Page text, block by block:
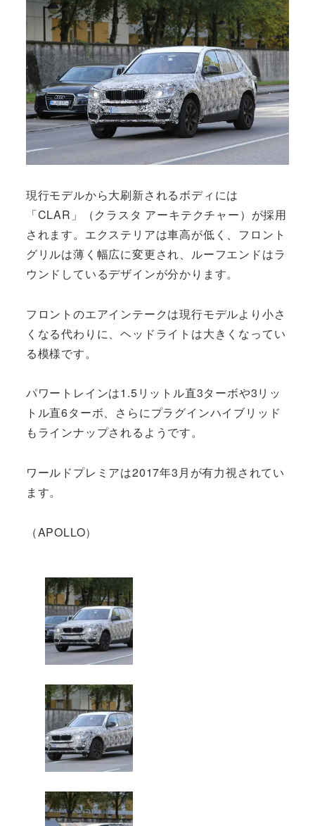
現行モデルから大刷新されるボディには
「CLAR」（クラスタ アーキテクチャー）が採用
されます。エクステリアは車高が低く、フロント
グリルは薄く幅広に変更され、ルーフエンドはラ
ウンドしているデザインが分かります。
フロントのエアインテークは現行モデルより小さ
くなる代わりに、ヘッドライトは大きくなってい
る模様です。
パワートレインは1.5リットル直3ターボや3リッ
トル直6ターボ、さらにプラグインハイブリッド
もラインナップされるようです。
ワールドプレミアは2017年3月が有力視されてい
ます。
（APOLLO）